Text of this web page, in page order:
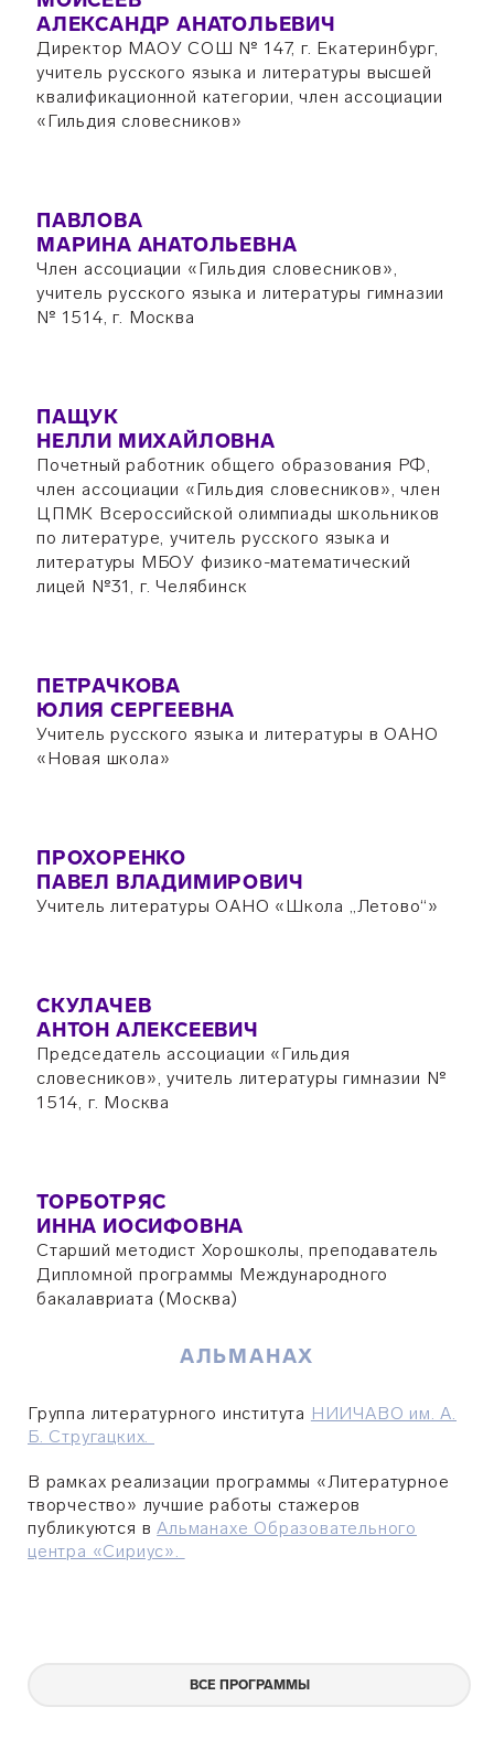
АЛЕКСАНДР АНАТОЛЬЕВИЧ
Директор МАОУ СОШ № 147, г. Екатеринбург,
учитель русского языка и литературы высшей
квалификационной категории, член ассоциации
«Гильдия словесников»
ПАВЛОВА
МАРИНА АНАТОЛЬЕВНА
Член ассоциации «Гильдия словесников»,
учитель русского языка и литературы гимназии
№ 1514, г. Москва
ПАЩУК
НЕЛЛИ МИХАЙЛОВНА
Почетный работник общего образования РФ,
член ассоциации «Гильдия словесников», член
ЦПМК Всероссийской олимпиады школьников
по литературе, учитель русского языка и
литературы МБОУ физико-математический
лицей №31, г. Челябинск
ПЕТРАЧКОВА
ЮЛИЯ СЕРГЕЕВНА
Учитель русского языка и литературы в ОАНО
«Новая школа»
ПРОХОРЕНКО
ПАВЕЛ ВЛАДИМИРОВИЧ
Учитель литературы ОАНО «Школа „Летово“»
СКУЛАЧЕВ
АНТОН АЛЕКСЕЕВИЧ
Председатель ассоциации «Гильдия
словесников», учитель литературы гимназии №
1514, г. Москва
ТОРБОТРЯС
ИННА ИОСИФОВНА
Старший методист Хорошколы, преподаватель
Дипломной программы Международного
бакалавриата (Москва)
АЛЬМАНАХ
Группа литературного института НИИЧАВО им. А.
Б. Стругацких.
В рамках реализации программы «Литературное
творчество» лучшие работы стажеров
публикуются вАльманахе Образовательного
центра «Сириус».
ВСЕ ПРОГРАММЫ